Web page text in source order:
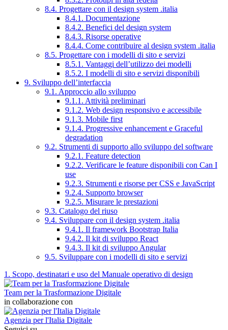
8.4. Progettare con il design system .italia
8.4.1. Documentazione
8.4.2. Benefici del design system
8.4.3. Risorse operative
8.4.4. Come contribuire al design system .italia
8.5. Progettare con i modelli di sito e servizi
8.5.1. Vantaggi dell’utilizzo dei modelli
8.5.2. I modelli di sito e servizi disponibili
9. Sviluppo dell’interfaccia
9.1. Approccio allo sviluppo
9.1.1. Attività preliminari
9.1.2. Web design responsivo e accessibile
9.1.3. Mobile first
9.1.4. Progressive enhancement e Graceful
degradation
9.2. Strumenti di supporto allo sviluppo del software
9.2.1. Feature detection
9.2.2. Verificare le feature disponibili con Can I
use
9.2.3. Strumenti e risorse per CSS e JavaScript
9.2.4. Supporto browser
9.2.5. Misurare le prestazioni
9.3. Catalogo del riuso
9.4. Sviluppare con il design system .italia
9.4.1. Il framework Bootstrap Italia
9.4.2. Il kit di sviluppo React
9.4.3. Il kit di sviluppo Angular
9.5. Sviluppare con i modelli di sito e servizi
1. Scopo, destinatari e uso del Manuale operativo di design
Team per la Trasformazione Digitale
in collaborazione con
Agenzia per l'Italia Digitale